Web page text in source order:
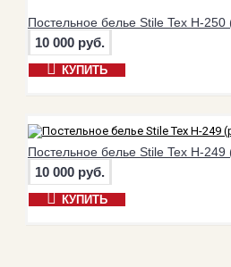
Постельное белье Stile Tex H-
10 000 руб.
КУПИТЬ
Постельное белье Stile Tex H-
10 000 руб.
КУПИТЬ